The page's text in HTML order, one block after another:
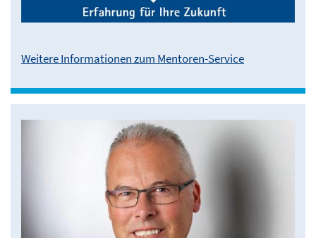
Weitere Informationen zum Mentoren-Service